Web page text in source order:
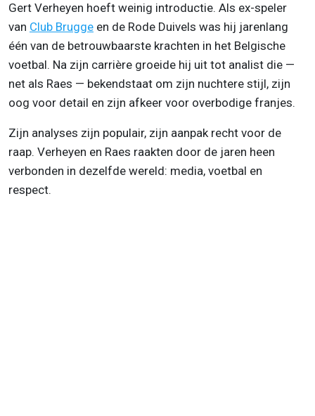
Gert Verheyen hoeft weinig introductie. Als ex-speler
van Club Brugge en de Rode Duivels was hij jarenlang
één van de betrouwbaarste krachten in het Belgische
voetbal. Na zijn carrière groeide hij uit tot analist die —
net als Raes — bekendstaat om zijn nuchtere stijl, zijn
oog voor detail en zijn afkeer voor overbodige franjes.
Zijn analyses zijn populair, zijn aanpak recht voor de
raap. Verheyen en Raes raakten door de jaren heen
verbonden in dezelfde wereld: media, voetbal en
respect.